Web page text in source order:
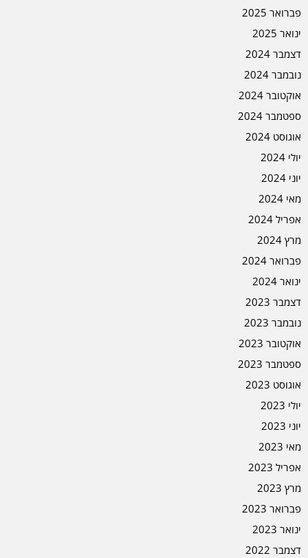
פברואר 2025
ינואר 2025
דצמבר 2024
נובמבר 2024
אוקטובר 2024
ספטמבר 2024
אוגוסט 2024
יולי 2024
יוני 2024
מאי 2024
אפריל 2024
מרץ 2024
פברואר 2024
ינואר 2024
דצמבר 2023
נובמבר 2023
אוקטובר 2023
ספטמבר 2023
אוגוסט 2023
יולי 2023
יוני 2023
מאי 2023
אפריל 2023
מרץ 2023
פברואר 2023
ינואר 2023
דצמבר 2022